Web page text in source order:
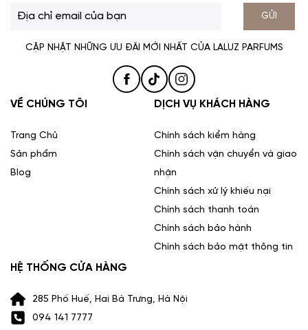
GỬI
CẬP NHẬT NHỮNG ƯU ĐÃI MỚI NHẤT CỦA LALUZ PARFUMS
VỀ CHÚNG TÔI
Trang Chủ
Sản phẩm
Blog
DỊCH VỤ KHÁCH HÀNG
Chính sách kiểm hàng
Chính sách vận chuyển và giao
nhận
Chính sách xử lý khiếu nại
Chính sách thanh toán
Chính sách bảo hành
Chính sách bảo mật thông tin
HỆ THỐNG CỬA HÀNG
285 Phố Huế, Hai Bà Trưng, Hà Nội
094 141 7777